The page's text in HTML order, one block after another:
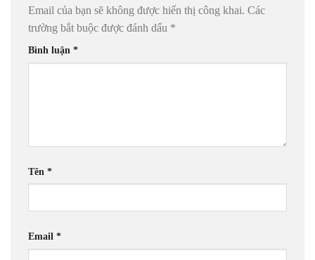
Email của bạn sẽ không được hiển thị công khai. Các
trường bắt buộc được đánh dấu *
Bình luận *
Tên *
Email *